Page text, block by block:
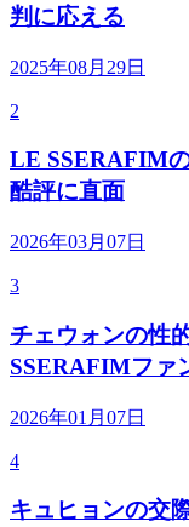
判に応える
2025年08月29日
2
LE SSERAFIM
酷評に直面
2026年03月07日
3
チェウォンの性
SSERAFIMファ
2026年01月07日
4
キュヒョンの交